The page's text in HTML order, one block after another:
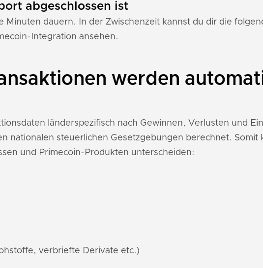
abgeschlossen ist
dauern. In der Zwischenzeit kannst du dir die
Integration ansehen.
werden
länderspezifisch nach Gewinnen, Verlusten und
nationalen steuerlichen Gesetzgebungen berechnet. Somit
und Primecoin-Produkten unterscheiden:
verbriefte Derivate etc.)